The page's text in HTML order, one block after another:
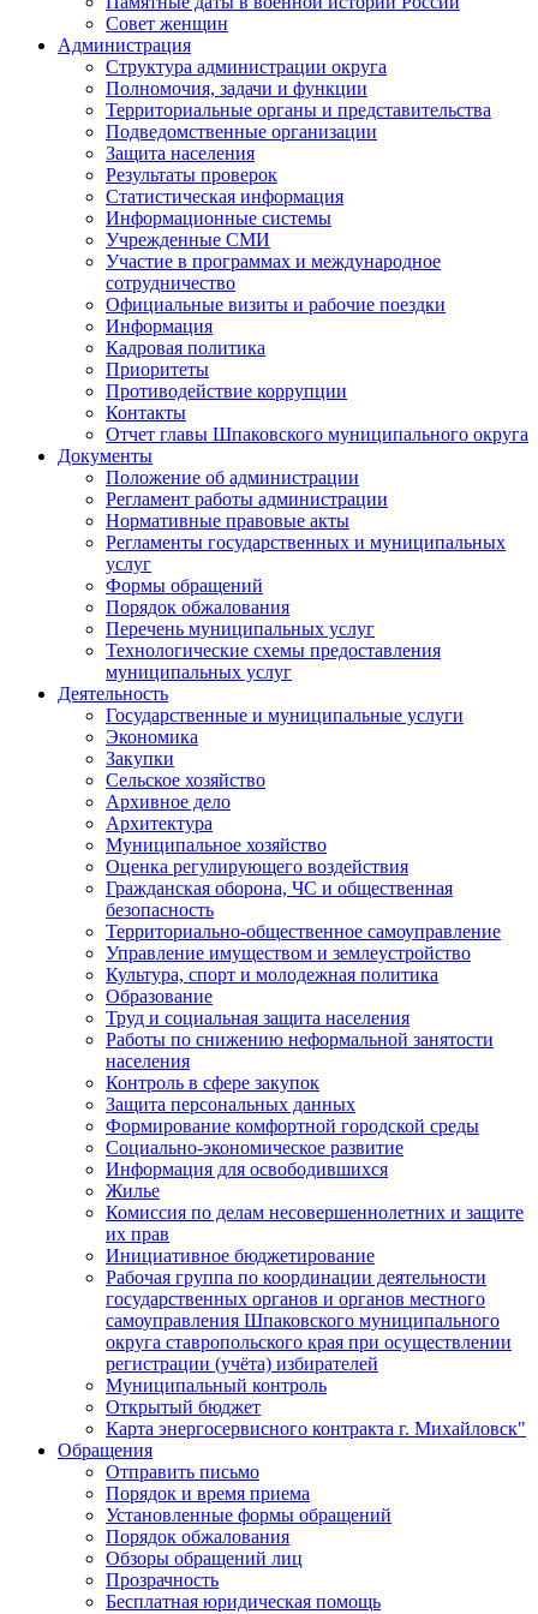
Совет женщин
Администрация
Структура администрации округа
Полномочия, задачи и функции
Территориальные органы и представительства
Подведомственные организации
Защита населения
Результаты проверок
Статистическая информация
Информационные системы
Учрежденные СМИ
Участие в программах и международное
сотрудничество
Официальные визиты и рабочие поездки
Информация
Кадровая политика
Приоритеты
Противодействие коррупции
Контакты
Отчет главы Шпаковского муниципального округа
Документы
Положение об администрации
Регламент работы администрации
Нормативные правовые акты
Регламенты государственных и муниципальных
услуг
Формы обращений
Порядок обжалования
Перечень муниципальных услуг
Технологические схемы предоставления
муниципальных услуг
Деятельность
Государственные и муниципальные услуги
Экономика
Закупки
Сельское хозяйство
Архивное дело
Архитектура
Муниципальное хозяйство
Оценка регулирующего воздействия
Гражданская оборона, ЧС и общественная
безопасность
Территориально-общественное самоуправление
Управление имуществом и землеустройство
Культура, спорт и молодежная политика
Образование
Труд и социальная защита населения
Работы по снижению неформальной занятости
населения
Контроль в сфере закупок
Защита персональных данных
Формирование комфортной городской среды
Социально-экономическое развитие
Информация для освободившихся
Жилье
Комиссия по делам несовершеннолетних и защите
их прав
Инициативное бюджетирование
Рабочая группа по координации деятельности
государственных органов и органов местного
самоуправления Шпаковского муниципального
округа ставропольского края при осуществлении
регистрации (учёта) избирателей
Муниципальный контроль
Открытый бюджет
Карта энергосервисного контракта г. Михайловск"
Обращения
Отправить письмо
Порядок и время приема
Установленные формы обращений
Порядок обжалования
Обзоры обращений лиц
Прозрачность
Бесплатная юридическая помощь